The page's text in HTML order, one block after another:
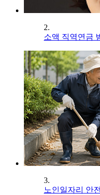
2.
소액 직역연금
3.
노인일자리 안